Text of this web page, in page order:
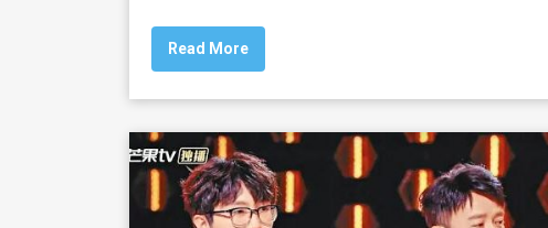
c
e
b
o
o
k
tt
er
Read More